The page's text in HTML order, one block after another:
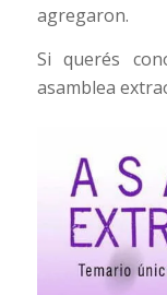
agregaron.
Si querés
asamblea